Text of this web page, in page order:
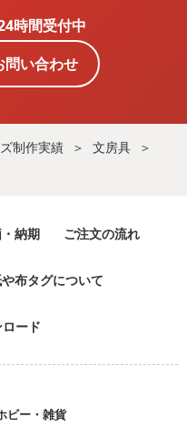
時間受付中
問い合わせ
制作実績
文房具
納期 ご注文の流れ
布タグについて
ード
ビー・雑貨